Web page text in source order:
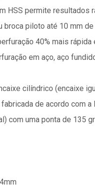
HSS permite resultados
broca piloto até 10 mm de
40% mais
em aço, aço
cilíndrico (encaixe
de acordo com a
com uma ponta de 135